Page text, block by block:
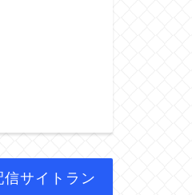
サイトラン